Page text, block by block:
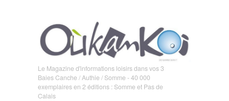
Le Magazine d'informations loisirs dans vos 3
Baies Canche / Authie / Somme - 40 000
exemplaires en 2 éditions : Somme et Pas de
Calais